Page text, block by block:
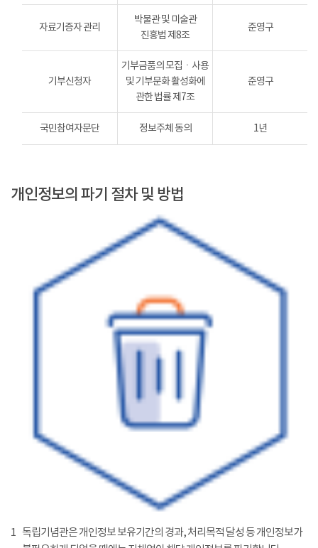
자료기증자 관리
박물관 및 미술관
진흥법 제8조
준영구
기부신청자
기부금품의 모집ㆍ사용
및 기부문화 활성화에
관한 법률 제7조
준영구
국민참여자문단 정보주체 동의 1년
개인정보의 파기 절차 및 방법
1 독립기념관은 개인정보 보유기간의 경과, 처리목적 달성 등 개인정보가